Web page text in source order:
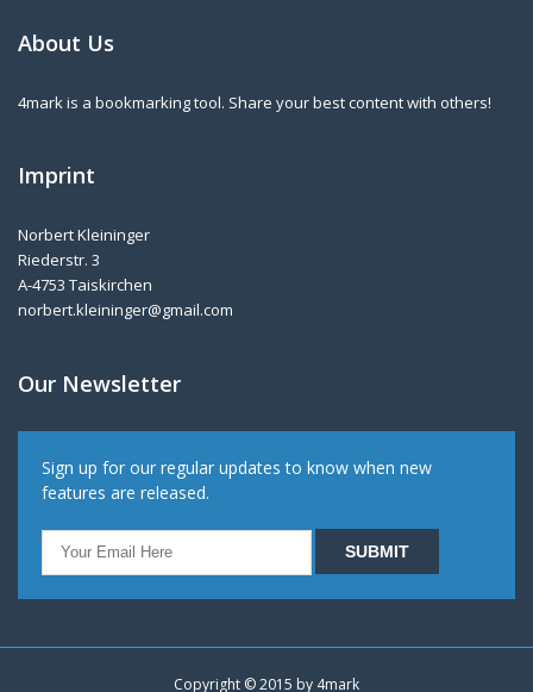
About Us
4mark is a bookmarking tool. Share your best content with others!
Imprint
Norbert Kleininger
Riederstr. 3
A-4753 Taiskirchen
norbert.kleininger@gmail.com
Our Newsletter
Sign up for our regular updates to know when new
features are released.
Copyright © 2015 by 4mark